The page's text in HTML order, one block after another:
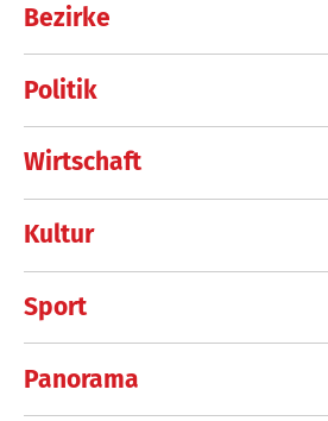
Bezirke
Politik
Wirtschaft
Kultur
Sport
Panorama